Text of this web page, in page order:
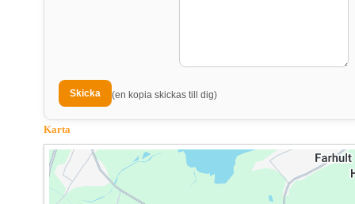
(en kopia skickas till dig)
Karta